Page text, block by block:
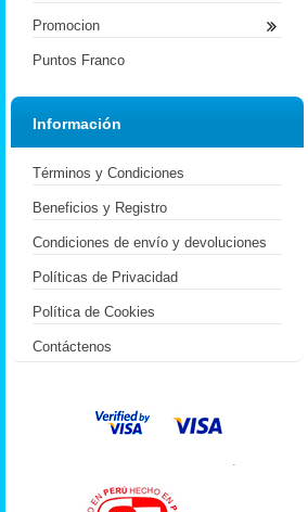
Promocion
Puntos Franco
Información
Términos y Condiciones
Beneficios y Registro
Condiciones de envío y devoluciones
Políticas de Privacidad
Política de Cookies
Contáctenos
.